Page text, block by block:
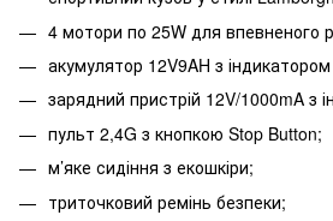
4 мотори по 25W для впевненого
акумулятор 12V9AH з
зарядний пристрій 12V/1000mA з
пульт 2,4G з кнопкою Stop Button;
м’яке сидіння з екошкіри;
триточковий ремінь безпеки;